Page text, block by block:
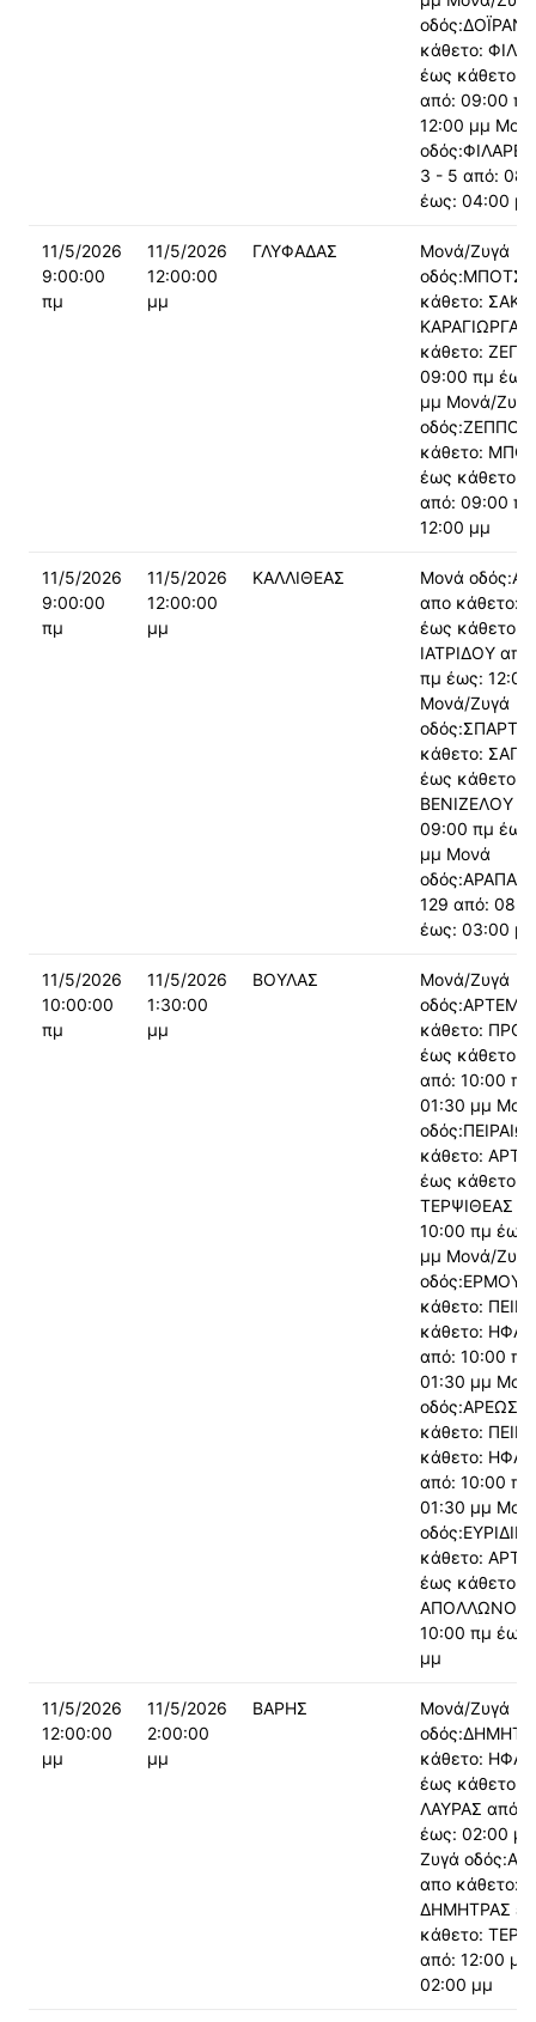
κάθετο:
έως κάθετο:
από: 09:00
12:00 μμ
3 - 5 από:
έως: 04:00 μμ
11/5/2026
9:00:00
πμ
11/5/2026
12:00:00
μμ
ΓΛΥΦΑΔΑΣ
Μονά/Ζυγά
κάθετο: ΣΑΚΗ
ΚΑΡΑΓΙΩΡΓΑ
κάθετο:
09:00 πμ
μμ Μονά/Ζυγά
οδός:ΖΕΠΠΟΥ
κάθετο:
έως κάθετο:
από: 09:00
12:00 μμ
11/5/2026
9:00:00
πμ
11/5/2026
12:00:00
μμ
ΚΑΛΛΙΘΕΑΣ
Μονά
απο κάθετο:
έως κάθετο:
ΙΑΤΡΙΔΟΥ
πμ έως:
Μονά/Ζυγά
κάθετο:
έως κάθετο:
ΒΕΝΙΖΕΛΟΥ
09:00 πμ
μμ Μονά
129 από:
έως: 03:00 μμ
11/5/2026
10:00:00
πμ
11/5/2026
1:30:00
μμ
ΒΟΥΛΑΣ
Μονά/Ζυγά
κάθετο:
έως κάθετο:
από: 10:00
01:30 μμ
κάθετο:
έως κάθετο:
ΤΕΡΨΙΘΕΑΣ
10:00 πμ
μμ Μονά/Ζυγά
οδός:ΕΡΜΟΥ
κάθετο:
κάθετο:
από: 10:00
01:30 μμ
οδός:ΑΡΕΩΣ
κάθετο:
κάθετο:
από: 10:00
01:30 μμ
κάθετο:
έως κάθετο:
ΑΠΟΛΛΩΝΟΣ
10:00 πμ
μμ
11/5/2026
12:00:00
μμ
11/5/2026
2:00:00
μμ
ΒΑΡΗΣ
Μονά/Ζυγά
κάθετο:
έως κάθετο:
ΛΑΥΡΑΣ από:
έως: 02:00
Ζυγά
απο κάθετο:
ΔΗΜΗΤΡΑΣ
κάθετο:
από: 12:00 μμ
02:00 μμ